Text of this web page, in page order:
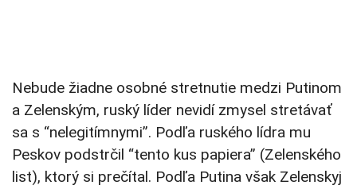
Nebude žiadne osobné stretnutie medzi Putinom
a Zelenským, ruský líder nevidí zmysel stretávať
sa s “nelegitímnymi”. Podľa ruského lídra mu
Peskov podstrčil “tento kus papiera” (Zelenského
list), ktorý si prečítal. Podľa Putina však Zelenskyj